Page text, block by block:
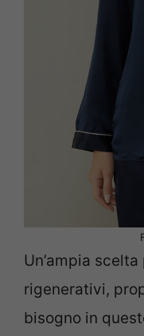
Un’ampia
rigenerativi,
bisogno in